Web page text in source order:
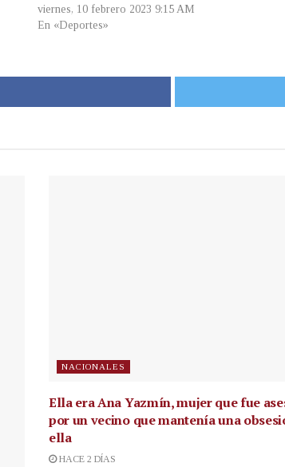
viernes, 10 febrero 2023 9:15 AM
En «Deportes»
NACIONALES
Ella era Ana Yazmín, mujer que fue
por un vecino que mantenía una
ella
HACE 2 DÍAS